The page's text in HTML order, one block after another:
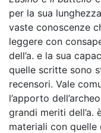
per la sua
vaste conoscenze
leggere con
dell’a. e la sua
quelle scritte sono
recensori. Vale
l’apporto
grandi meriti
materiali con